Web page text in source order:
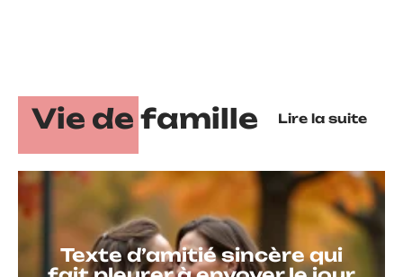
Vie de famille Lire la suite
Texte d’amitié sincère qui